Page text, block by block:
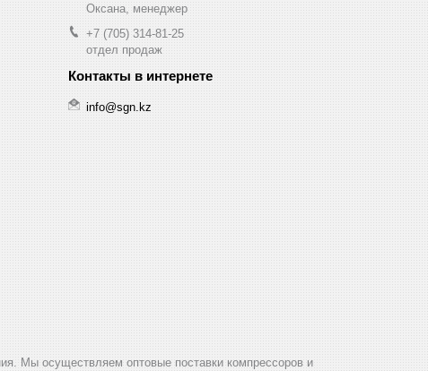
Оксана, менеджер
+7 (705) 314-81-25
отдел продаж
info@sgn.kz
Мы осуществляем оптовые поставки компрессоров и